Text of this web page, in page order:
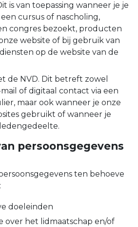
is van toepassing wanneer je je
cursus of nascholing,
congres bezoekt, producten
website of bij gebruik van
op de website van de
de NVD. Dit betreft zowel
of digitaal contact via een
maar ook wanneer je onze
gebruikt of wanneer je
persoonsgegevens
ten behoeve
doeleinden
over het lidmaatschap en/of